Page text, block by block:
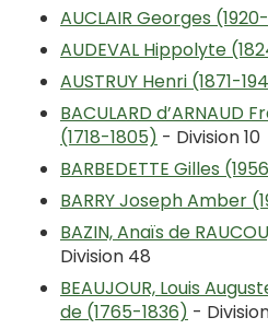
AUCLAIR Georges
AUDEVAL Hippolyte
AUSTRUY Henri (1871-
BACULARD d’ARNAUD
(1718-1805) - Division 10
BARBEDETTE Gilles
BARRY Joseph Amber
BAZIN, Anaïs de
Division 48
BEAUJOUR, Louis
de (1765-1836) -